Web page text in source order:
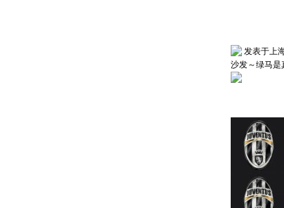
发表于上
沙发～绿马是